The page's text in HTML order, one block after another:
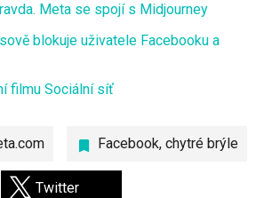
Facebook, chytré brýle
Twitter
Meta se spojí s Midjourney
blokuje uživatele Facebooku a
filmu Sociální síť